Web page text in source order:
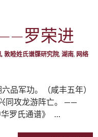
罗荣进
, 敦睦姓氏谱牒研究院, 湖南, 网络
品军功。（咸丰五年）
同攻龙游阵亡。 ——
华罗氏通谱》 …